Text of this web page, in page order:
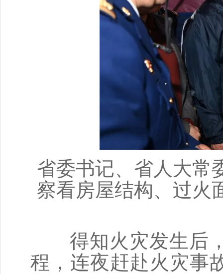
省委书记、省人大常
察看房屋结构、过火
得知火灾发生后，
程，连夜赶赴火灾事